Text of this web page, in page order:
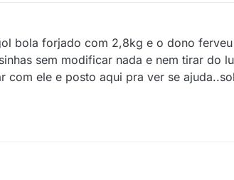
bola forjado com 2,8kg e o dono
sem modificar nada e nem tirar do
com ele e posto aqui pra ver se